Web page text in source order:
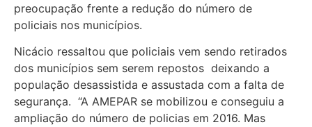
preocupação frente a redução do número de
policiais nos municípios.
Nicácio ressaltou que policiais vem sendo retirados
dos municípios sem serem repostos deixando a
população desassistida e assustada com a falta de
segurança. “A AMEPAR se mobilizou e conseguiu a
ampliação do número de policias em 2016. Mas